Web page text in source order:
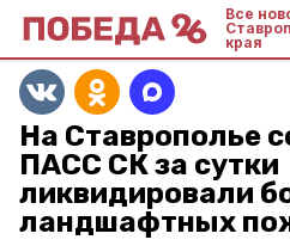
Все
края
На Ставрополье
ПАСС СК за сутки
ликвидировали
ландшафтных